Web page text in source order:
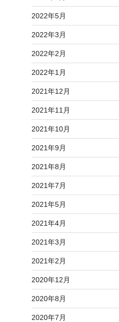
2022年5月
2022年3月
2022年2月
2022年1月
2021年12月
2021年11月
2021年10月
2021年9月
2021年8月
2021年7月
2021年5月
2021年4月
2021年3月
2021年2月
2020年12月
2020年8月
2020年7月